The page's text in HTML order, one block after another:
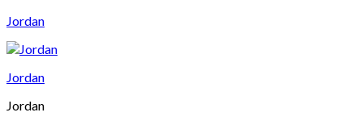
Jordan
Menu
Jordan
Jordan